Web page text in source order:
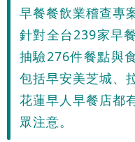
早餐餐飲業稽查專
針對全台239家早
抽驗276件餐點與
包括早安美芝城、
花蓮早人早餐店都
眾注意。